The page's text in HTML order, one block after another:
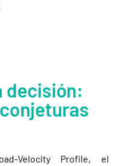
decisión:
Velocity Profile, el